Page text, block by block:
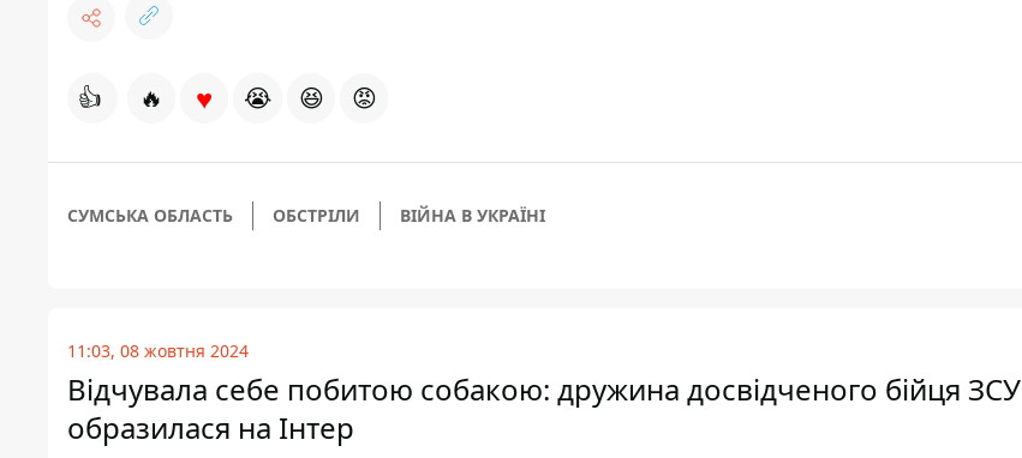
👍 🔥 ♥ 😭 😆 😡
СУМСЬКА ОБЛАСТЬ ОБСТРІЛИ ВІЙНА В УКРАЇНІ
11:03, 08 жовтня 2024
Відчувала себе побитою собакою: дружина досвідченого бійця ЗСУ
образилася на Інтер